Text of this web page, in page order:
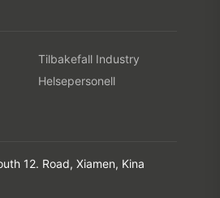
Tilbakefall Industry
Helsepersonell
12. Road, Xiamen, Kina